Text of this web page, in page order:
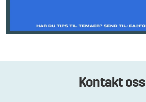
Kontakt oss